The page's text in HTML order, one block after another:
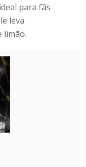
para fãs
leva
limão.